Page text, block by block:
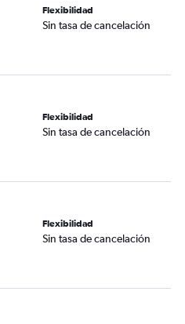
Flexibilidad
Sin tasa de cancelación
Flexibilidad
Sin tasa de cancelación
Flexibilidad
Sin tasa de cancelación